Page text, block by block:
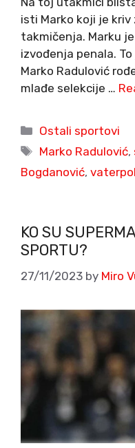
isti Marko koji je
takmičenja. Marku
izvođenja penala.
Marko Radulović
mlađe selekcije …
Categories
Ostali sportovi
Tags
Marko Radulović,
Bogdanović,
KO SU
SPORTU?
27/11/2023 by Miro